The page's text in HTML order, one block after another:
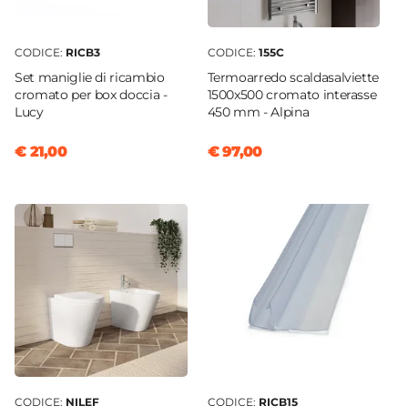
CODICE: RICB3
Set maniglie di ricambio
cromato per box doccia -
Lucy
€ 21,00
CODICE: 155C
Termoarredo scaldasalviette
1500x500 cromato interasse
450 mm - Alpina
€ 97,00
CODICE: NILEF CODICE: RICB15